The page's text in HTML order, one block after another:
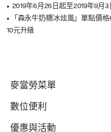
• 2019年6月26日起至2019年9月
•
「森永牛奶糖冰炫風」單點價
10元升級
麥當勞菜單
數位便利
優惠與活動